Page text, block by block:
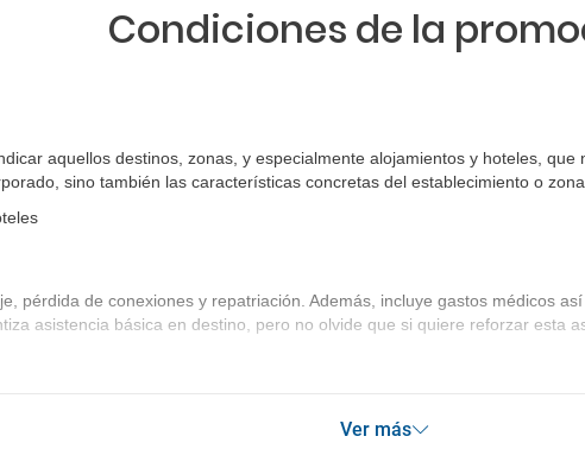
Condiciones de la
aquellos destinos, zonas, y especialmente alojamientos y hoteles,
sino también las características concretas del establecimiento o zona.
pérdida de conexiones y repatriación. Además, incluye gastos médicos
asistencia básica en destino, pero no olvide que si quiere reforzar esta
Ver más